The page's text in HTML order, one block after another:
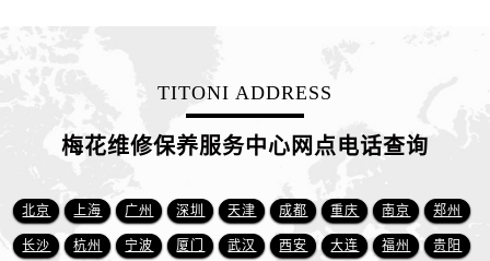
江西省南昌市红谷滩新区红谷中大道998号绿地双子塔（中央广场）A1座办公楼14层1407室售后服务中心（需提前预约）
江西省萍乡市安源区萍安北大道与康庄路交叉口售后服务中心（需提前预约）
TITONI ADDRESS
梅花维修保养服务中心网点电话查询
北京 上海 广州 深圳 天津 成都 重庆 南京 郑州
长沙 杭州 宁波 厦门 武汉 西安 大连 福州 贵阳